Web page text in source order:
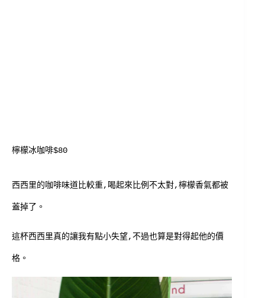
檸檬冰咖啡$80
西西里的咖啡味道比較重,喝起來比例不太對,檸檬香氣都被
蓋掉了。
這杯西西里真的讓我有點小失望,不過也算是對得起他的價
格。